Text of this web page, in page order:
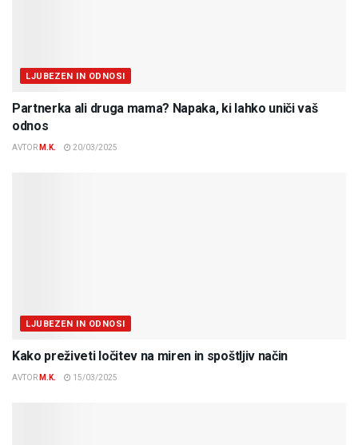
LJUBEZEN IN ODNOSI
Partnerka ali druga mama? Napaka, ki lahko uniči vaš
odnos
AVTOR M.K. 20/03/2025
LJUBEZEN IN ODNOSI
Kako preživeti ločitev na miren in spoštljiv način
AVTOR M.K. 15/03/2025